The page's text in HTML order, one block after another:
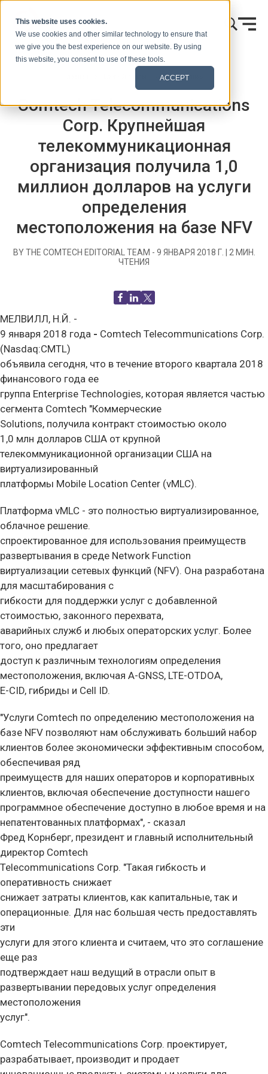
This website uses cookies.
We use cookies and other similar technology to ensure that
we give you the best experience on our website. By using
this website, you consent to use of these tools.
ACCEPT
Пресс-релизы
Comtech Telecommunications
Corp. Крупнейшая
телекоммуникационная
организация получила 1,0
миллион долларов на услуги
определения
местоположения на базе NFV
BY THE COMTECH EDITORIAL TEAM - 9 ЯНВАРЯ 2018 Г. 2 МИН.
ЧТЕНИЯ
МЕЛВИЛЛ, Н.Й. -
9 января 2018 года - Comtech Telecommunications Corp.
(Nasdaq:CMTL)
объявила сегодня, что в течение второго квартала 2018
финансового года ее
группа Enterprise Technologies, которая является частью
сегмента Comtech "Коммерческие
Solutions, получила контракт стоимостью около
1,0 млн долларов США от крупной
телекоммуникационной организации США на
виртуализированный
платформы Mobile Location Center (vMLC).
Платформа vMLC - это полностью виртуализированное,
облачное решение.
спроектированное для использования преимуществ
развертывания в среде Network Function
виртуализации сетевых функций (NFV). Она разработана
для масштабирования с
гибкости для поддержки услуг с добавленной
стоимостью, законного перехвата,
аварийных служб и любых операторских услуг. Более
того, оно предлагает
доступ к различным технологиям определения
местоположения, включая A-GNSS, LTE-OTDOA,
E-CID, гибриды и Cell ID.
"Услуги Comtech по определению местоположения на
базе NFV позволяют нам обслуживать больший набор
клиентов более экономически эффективным способом,
обеспечивая ряд
преимуществ для наших операторов и корпоративных
клиентов, включая обеспечение доступности нашего
программное обеспечение доступно в любое время и на
непатентованных платформах", - сказал
Фред Корнберг, президент и главный исполнительный
директор Comtech
Telecommunications Corp. "Такая гибкость и
оперативность снижает
снижает затраты клиентов, как капитальные, так и
операционные. Для нас большая честь предоставлять
эти
услуги для этого клиента и считаем, что это соглашение
еще раз
подтверждает наш ведущий в отрасли опыт в
развертывании передовых услуг определения
местоположения
услуг".
Comtech Telecommunications Corp. проектирует,
разрабатывает, производит и продает